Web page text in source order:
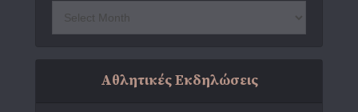
Αθλητικές Εκδηλώσεις